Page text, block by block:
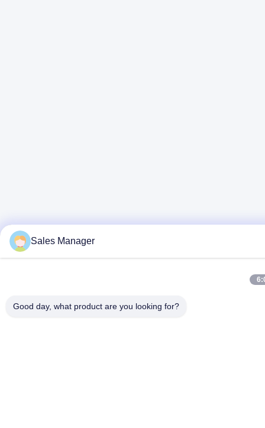
Sales Manager
Good day, what product are you looking for?